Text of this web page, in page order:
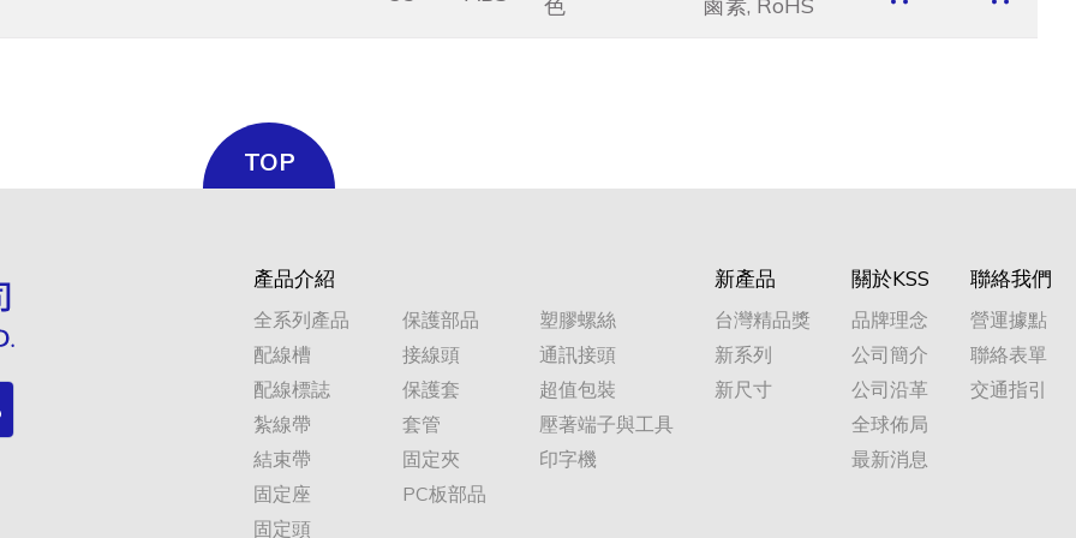
TOP
產品介紹
全系列產品
配線槽
配線標誌
紮線帶
結束帶
固定座
固定頭
保護部品
接線頭
保護套
套管
固定夾
PC板部品
塑膠螺絲
通訊接頭
超值包裝
壓著端子與工具
印字機
新產品
台灣精品獎
新系列
新尺寸
關於KSS
品牌理念
公司簡介
公司沿革
全球佈局
最新消息
聯絡我們
營運據點
聯絡表單
交通指引